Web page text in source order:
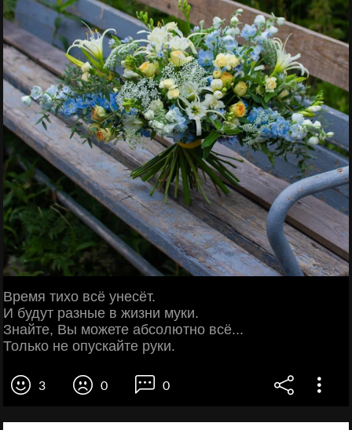
Время тихо всё унесёт.
И будут разные в жизни муки.
Знайте, Вы можете абсолютно всё...
Только не опускайте руки.
3 0 0